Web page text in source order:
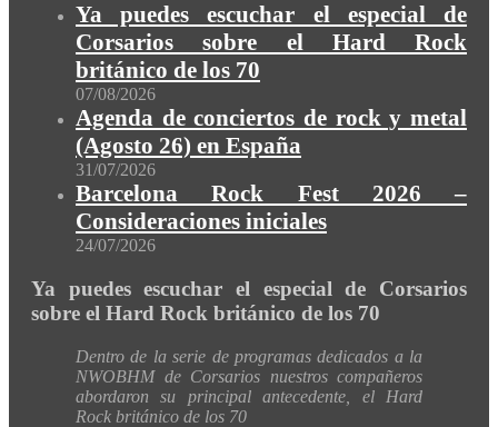
Ya puedes escuchar el especial de
Corsarios sobre el Hard Rock
británico de los 70
07/08/2026
Agenda de conciertos de rock y metal
(Agosto 26) en España
31/07/2026
Barcelona Rock Fest 2026 –
Consideraciones iniciales
24/07/2026
Ya puedes escuchar el especial de Corsarios
sobre el Hard Rock británico de los 70
Dentro de la serie de programas dedicados a la
NWOBHM de Corsarios nuestros compañeros
abordaron su principal antecedente, el Hard
Rock británico de los 70